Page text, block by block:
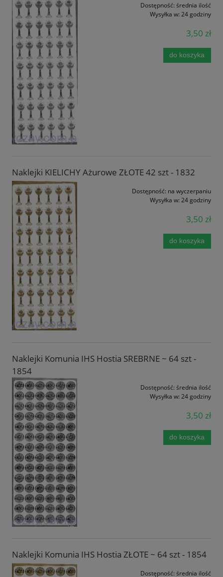
Dostępność: średnia ilość
Wysyłka w: 24 godziny
3,50 zł
do koszyka
Naklejki KIELICHY Ażurowe ZŁOTE 42 szt - 1832
Dostępność: na wyczerpaniu
Wysyłka w: 24 godziny
3,50 zł
do koszyka
Naklejki Komunia IHS Hostia SREBRNE ~ 64 szt -
1854
Dostępność: średnia ilość
Wysyłka w: 24 godziny
3,50 zł
do koszyka
Naklejki Komunia IHS Hostia ZŁOTE ~ 64 szt - 1854
Dostępność: średnia ilość